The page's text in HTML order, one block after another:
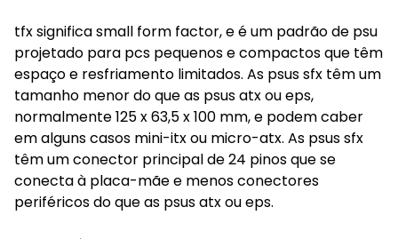
tfx significa small form factor, e é um padrão de psu
projetado para pcs pequenos e compactos que têm
espaço e resfriamento limitados. As psus sfx têm um
tamanho menor do que as psus atx ou eps,
normalmente 125 x 63,5 x 100 mm, e podem caber
em alguns casos mini-itx ou micro-atx. As psus sfx
têm um conector principal de 24 pinos que se
conecta à placa-mãe e menos conectores
periféricos do que as psus atx ou eps.